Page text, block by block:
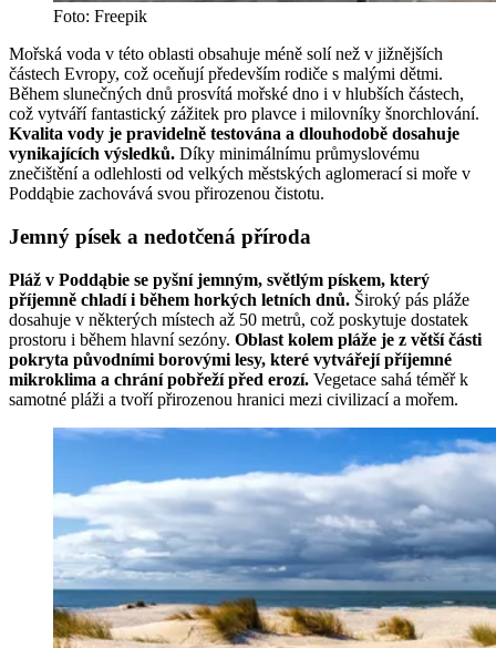
Foto: Freepik
Mořská voda v této oblasti obsahuje méně solí než v jižnějších
částech Evropy, což oceňují především rodiče s malými dětmi.
Během slunečných dnů prosvítá mořské dno i v hlubších částech,
což vytváří fantastický zážitek pro plavce i milovníky šnorchlování.
Kvalita vody je pravidelně testována a dlouhodobě dosahuje
vynikajících výsledků. Díky minimálnímu průmyslovému
znečištění a odlehlosti od velkých městských aglomerací si moře v
Poddąbie zachovává svou přirozenou čistotu.
Jemný písek a nedotčená příroda
Pláž v Poddąbie se pyšní jemným, světlým pískem, který
příjemně chladí i během horkých letních dnů. Široký pás pláže
dosahuje v některých místech až 50 metrů, což poskytuje dostatek
prostoru i během hlavní sezóny. Oblast kolem pláže je z větší části
pokryta původními borovými lesy, které vytvářejí příjemné
mikroklima a chrání pobřeží před erozí. Vegetace sahá téměř k
samotné pláži a tvoří přirozenou hranici mezi civilizací a mořem.